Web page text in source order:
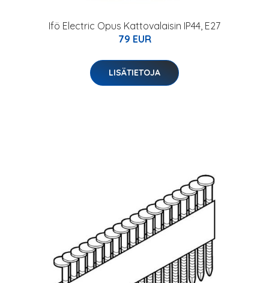
Ifö Electric Opus Kattovalaisin IP44, E27
79 EUR
LISÄTIETOJA